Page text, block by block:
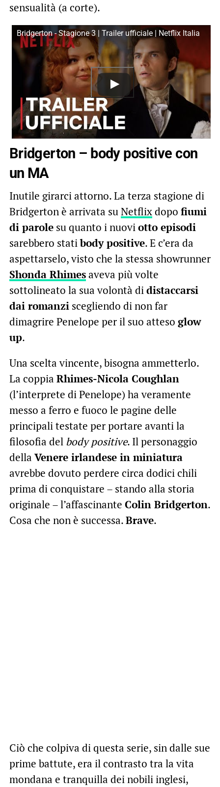
sensualità (a corte).
Bridgerton - Stagione 3 | Trailer ufficiale | Netflix Italia
Bridgerton – body positive con
un MA
Inutile girarci attorno. La terza stagione di
Bridgerton è arrivata suNetflixdopo fiumi
di parolesu quanto i nuoviotto episodi
sarebbero statibody positive. E c’era da
aspettarselo, visto che la stessa showrunner
Shonda Rhimesaveva più volte
sottolineato la sua volontà didistaccarsi
dai romanziscegliendo di non far
dimagrire Penelope per il suo atteso glow
up.
Una scelta vincente, bisogna ammetterlo.
La coppia Rhimes-Nicola Coughlan
(l’interprete di Penelope) ha veramente
messo a ferro e fuoco le pagine delle
principali testate per portare avanti la
filosofia del body positive. Il personaggio
della Venere irlandese in miniatura
avrebbe dovuto perdere circa dodici chili
prima di conquistare – stando alla storia
originale – l’affascinante Colin Bridgerton.
Cosa che non è successa.Brave.
Ciò che colpiva di questa serie, sin dalle sue
prime battute, era il contrasto tra la vita
mondana e tranquilla dei nobili inglesi,